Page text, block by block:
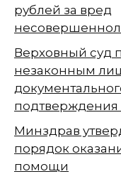
рублей за вред
Верховный суд
незаконным
подтверждения
Минздрав
порядок
помощи